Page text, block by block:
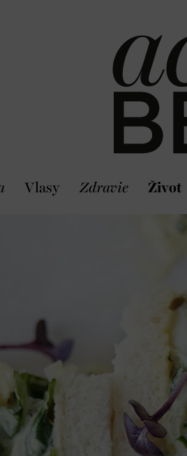
Vlasy Zdravie Život